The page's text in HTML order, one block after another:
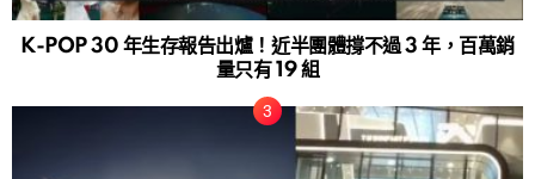
K-POP 30 年生存報告出爐！近半團體撐不過 3 年，百萬銷
量只有 19 組